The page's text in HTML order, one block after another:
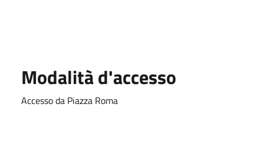
Modalità d'accesso
Accesso da Piazza Roma